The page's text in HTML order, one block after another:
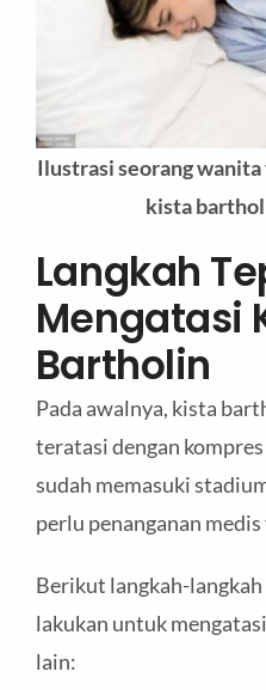
Ilustrasi seorang
kista
Langkah
Mengatasi
Bartholin
Pada awalnya, kista
teratasi dengan
sudah memasuki
perlu penanganan
Berikut langkah-
lakukan untuk
lain: